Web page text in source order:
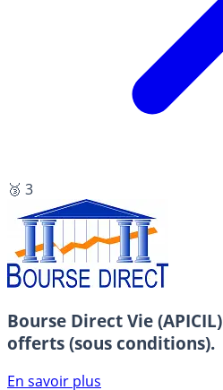
🥉 3
Bourse Direct Vie (APICIL)
offerts (sous conditions).
En savoir plus